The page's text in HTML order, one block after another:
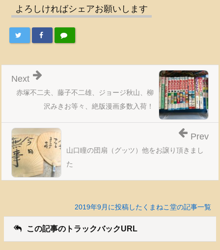
よろしければシェアお願いします
赤塚不二夫、藤子不二雄、ジョージ秋山、柳
沢みきお等々、絶版漫画多数入荷！
Next
山口瞳の団扇（グッツ）他をお譲り頂きまし
た
Prev
2019年9月に投稿したくまねこ堂の記事一覧
この記事のトラックバックURL